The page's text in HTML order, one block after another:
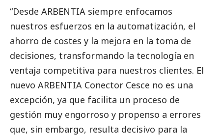
“Desde ARBENTIA siempre enfocamos
nuestros esfuerzos en la automatización, el
ahorro de costes y la mejora en la toma de
decisiones, transformando la tecnología en
ventaja competitiva para nuestros clientes. El
nuevo ARBENTIA Conector Cesce no es una
excepción, ya que facilita un proceso de
gestión muy engorroso y propenso a errores
que, sin embargo, resulta decisivo para la